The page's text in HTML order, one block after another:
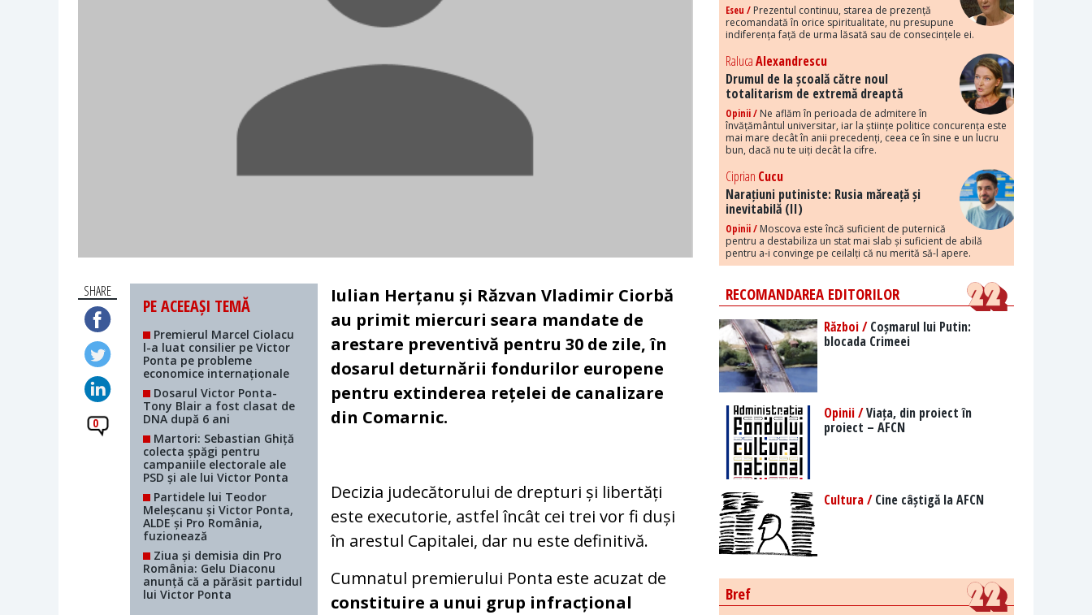
SHARE
0
PE ACEEAȘI TEMĂ
Premierul Marcel Ciolacu
l-a luat consilier pe Victor
Ponta pe probleme
economice internaționale
Dosarul Victor Ponta-
Tony Blair a fost clasat de
DNA după 6 ani
Martori: Sebastian Ghiță
colecta șpăgi pentru
campaniile electorale ale
PSD și ale lui Victor Ponta
Partidele lui Teodor
Meleșcanu și Victor Ponta,
ALDE și Pro România,
fuzionează
Ziua și demisia din Pro
România: Gelu Diaconu
anunță că a părăsit partidul
lui Victor Ponta
Iulian Herțanu și Răzvan Vladimir Ciorbă
au primit miercuri seara mandate de
arestare preventivă pentru 30 de zile, în
dosarul deturnării fondurilor europene
pentru extinderea rețelei de canalizare
din Comarnic.
Decizia judecătorului de drepturi și libertăți
este executorie, astfel încât cei trei vor fi duși
în arestul Capitalei, dar nu este definitivă.
Cumnatul premierului Ponta este acuzat de
constituire a unui grup infracțional
Eseu / Prezentul continuu, starea de prezență
recomandată în orice spiritualitate, nu presupune
indiferența față de urma lăsată sau de consecințele ei.
RalucaAlexandrescu
Drumul de la școală către noul
totalitarism de extremă dreaptă
Opinii / Ne aflăm în perioada de admitere în
învățământul universitar, iar la științe politice concurența este
mai mare decât în anii precedenți, ceea ce în sine e un lucru
bun, dacă nu te uiți decât la cifre.
Ciprian Cucu
Narațiuni putiniste: Rusia măreață și
inevitabilă (II)
Opinii / Moscova este încă suficient de puternică
pentru a destabiliza un stat mai slab și suficient de abilă
pentru a-i convinge pe ceilalți că nu merită să-l apere.
RECOMANDAREA EDITORILOR
Război /Coșmarul lui Putin:
blocada Crimeei
Opinii /Viața, din proiect în
proiect – AFCN
Cultura /Cine câștigă la AFCN
Bref